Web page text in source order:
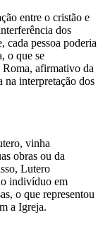
entre o cristão e
dos
cada pessoa poderia
o que se
afirmativo da
na interpretação dos
vinha
obras ou da
Lutero
indivíduo em
o que representou
a Igreja.